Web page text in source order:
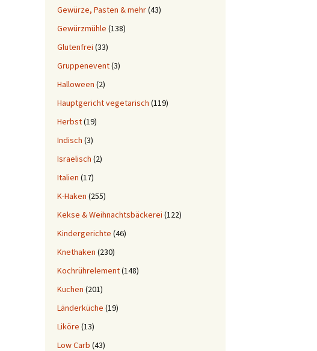
Gewürze, Pasten & mehr(43)
Gewürzmühle (138)
Glutenfrei (33)
Gruppenevent(3)
Halloween (2)
Hauptgericht vegetarisch (119)
Herbst(19)
Indisch (3)
Israelisch (2)
Italien (17)
K-Haken (255)
Kekse & Weihnachtsbäckerei (122)
Kindergerichte (46)
Knethaken (230)
Kochrührelement(148)
Kuchen (201)
Länderküche (19)
Liköre (13)
Low Carb (43)